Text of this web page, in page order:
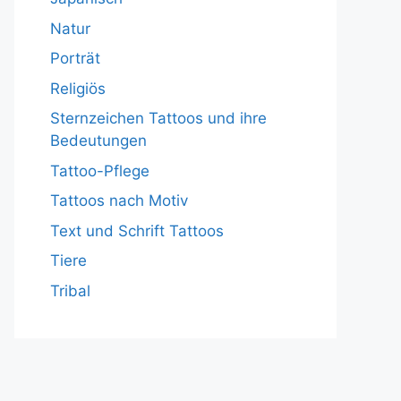
Natur
Porträt
Religiös
Sternzeichen Tattoos und ihre
Bedeutungen
Tattoo-Pflege
Tattoos nach Motiv
Text und Schrift Tattoos
Tiere
Tribal